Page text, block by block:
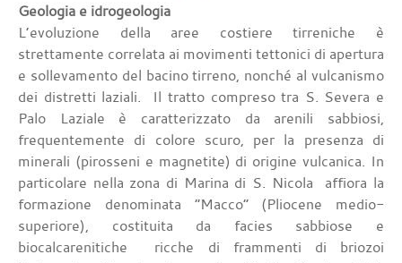
Geologia e idrogeologia
L’evoluzione della aree costiere tirreniche è
strettamente correlata ai movimenti tettonici di apertura
e sollevamento del bacino tirreno, nonché al vulcanismo
dei distretti laziali. Il tratto compreso tra S. Severa e
Palo Laziale è caratterizzato da arenili sabbiosi,
frequentemente di colore scuro, per la presenza di
minerali (pirosseni e magnetite) di origine vulcanica. In
particolare nella zona di Marina di S. Nicola affiora la
formazione denominata “Macco” (Pliocene medio-
superiore), costituita da facies sabbiose e
biocalcarenitiche ricche di frammenti di briozoi